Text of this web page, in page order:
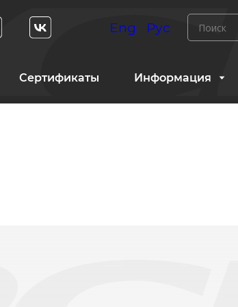
Eng Рус
Сертификаты Информация